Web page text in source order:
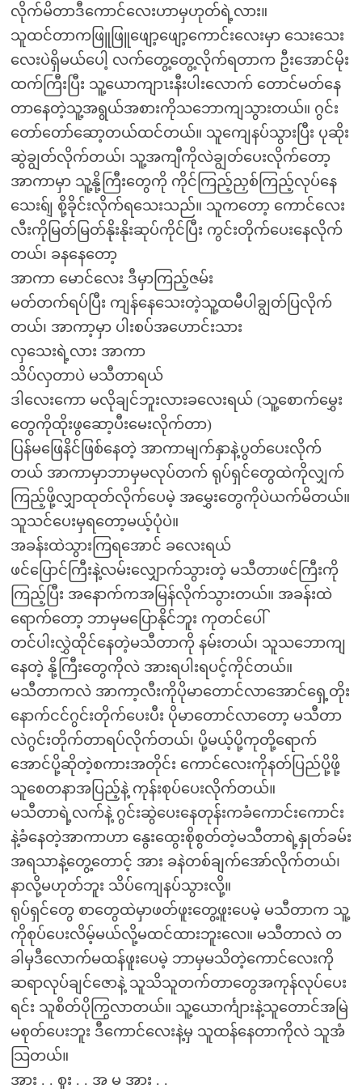
လိုက်မိတာဒီကောင်လေးဟာမှဟုတ်ရဲ့လား။
သူထင်တာကဖြူဖြူဖျော့ဖျော့ကောင်းလေးမှာ သေးသေး
လေးပဲရှိမယ်ပေါ့ လက်တွေ့တွေ့လိုက်ရတာက ဦးအောင်မိုး
ထက်ကြီးပြီး သူ့ယောကျာၤးနီးပါးလောက် တောင်မတ်နေ
တာနေတဲ့သူ့အရွယ်အစားကိုသဘောကျသွားတယ်။ ဂွင်း
တော်တော်ဆော့တယ်ထင်တယ်။ သူကျေနပ်သွားပြီး ပုဆိုး
ဆွဲချွတ်လိုက်တယ်၊ သူ့အကျီကိုလဲချွတ်ပေးလိုက်တော့
အာကာမှာ သူ့နို့ကြီးတွေကို ကိုင်ကြည့်ညှစ်ကြည့်လုပ်နေ
သေးရ်ျ စို့ခိုင်းလိုက်ရသေးသည်။ သူကတော့ ကောင်လေး
လီးကိုမြတ်မြတ်နိုးနိုးဆုပ်ကိုင်ပြီး ကွင်းတိုက်ပေးနေလိုက်
တယ်၊ ခနနေတော့
အာကာ မောင်လေး ဒီမှာကြည့်ဇမ်း
မတ်တက်ရပ်ပြီး ကျန်နေသေးတဲ့သူ့ထမီပါချွတ်ပြလိုက်
တယ်၊ အာကာ့မှာ ပါးစပ်အဟောင်းသား
လှသေးရဲ့လား အာကာ
သိပ်လှတာပဲ မသီတာရယ်
ဒါလေးကော မလိုချင်ဘူးလားခလေးရယ် (သူ့စောက်မွှေး
တွေကိုထိုးဖွဆော့ပီးမေးလိုက်တာ)
ပြန်မဖြေနိင်ဖြစ်နေတဲ့ အာကာမျက်နှာနဲ့ပွတ်ပေးလိုက်
တယ် အာကာမှာဘာမှမလုပ်တက် ရုပ်ရှင်တွေထဲကိုလျှက်
ကြည့်ဖို့လျှာထုတ်လိုက်ပေမဲ့ အမွှေးတွေကိုပဲယက်မိတယ်။
သူသင်ပေးမှရတော့မယ့်ပုံပဲ။
အခန်းထဲသွားကြရအောင် ခလေးရယ်
ဖင်ပြောင်ကြီးနဲ့လမ်းလျှောက်သွားတဲ့ မသီတာဖင်ကြီးကို
ကြည့်ပြီး အနောက်ကအမြန်လိုက်သွားတယ်။ အခန်းထဲ
ရောက်တော့ ဘာမှမပြောနိုင်ဘူး ကုတင်ပေါ်
တင်ပါးလွှဲထိုင်နေတဲ့မသီတာကို နမ်းတယ်၊ သူသဘောကျ
နေတဲ့ နို့ကြီးတွေကိုလဲ အားရပါးရပင့်ကိုင်တယ်။
မသီတာကလဲ အာကာ့လီးကိုပိုမာတောင်လာအောင်ရှေ့တိုး
နောက်ငင်ဂွင်းတိုက်ပေးပီး ပိုမာတောင်လာတော့ မသီတာ
လဲဂွင်းတိုက်တာရပ်လိုက်တယ်၊ ပို့မယ့်ပို့ကုတို့ရောက်
အောင်ပို့ဆိုတဲ့စကားအတိုင်း ကောင်လေးကိုနတ်ပြည်ပို့ဖို့
သူစေတနာအပြည့်နဲ့ ကုန်းစုပ်ပေးလိုက်တယ်။
မသီတာရဲ့လက်နဲ့ ဂွင်းဆွဲပေးနေတုန်းကခံကောင်းကောင်း
နဲ့ခံနေတဲ့အာကာဟာ နွေးထွေးစိုစွတ်တဲ့မသီတာရဲ့နှုတ်ခမ်း
အရသာနဲ့တွေ့တောင့် အား ခနဲတစ်ချက်အော်လိုက်တယ်၊
နာလို့မဟုတ်ဘူး သိပ်ကျေနပ်သွားလို့။
ရုပ်ရှင်တွေ စာတွေထဲမှာဖတ်ဖူးတွေ့ဖူးပေမဲ့ မသီတာက သူ့
ကိုစုပ်ပေးလိမ့်မယ်လို့မထင်ထားဘူးလေ။ မသီတာလဲ တ
ခါမှဒီလောက်မထန်ဖူးပေမဲ့ ဘာမှမသိတဲ့ကောင်လေးကို
ဆရာလုပ်ချင်ဇောနဲ့ သူသိသူတက်တာတွေအကုန်လုပ်ပေး
ရင်း သူစိတ်ပိုကြွလာတယ်။ သူ့ယောင်္ကျားနဲ့သူတောင်အမြဲ
မစုတ်ပေးဘူး ဒီကောင်လေးနဲ့မှ သူထန်နေတာကိုလဲ သူအံ
သြတယ်။
အား . . စူး . . အ မ အား . .